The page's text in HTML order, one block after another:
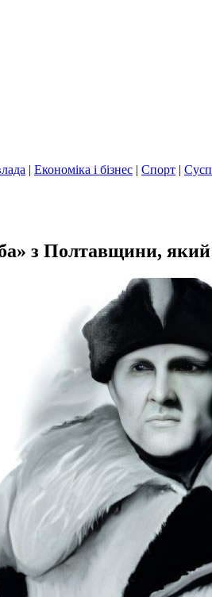
| Економіка і бізнес | Спорт |
з Полтавщини, який